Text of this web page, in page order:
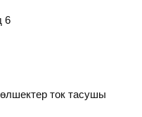
ток тасушы